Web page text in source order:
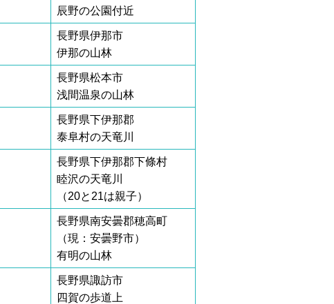
辰野の公園付近
長野県伊那市
伊那の山林
長野県松本市
浅間温泉の山林
長野県下伊那郡
泰阜村の天竜川
長野県下伊那郡下條村
睦沢の天竜川
（20と21は親子）
長野県南安曇郡穂高町
（現：安曇野市）
有明の山林
長野県諏訪市
四賀の歩道上